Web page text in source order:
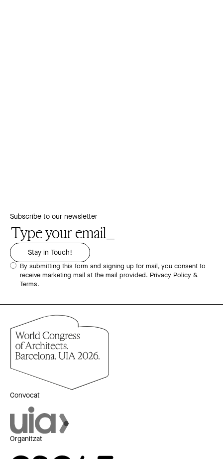
Subscribe to our newsletter
By submitting this form and signing up for mail, you consent to
receive marketing mail at the mail provided. Privacy Policy &
Terms.
Convocat
Organitzat